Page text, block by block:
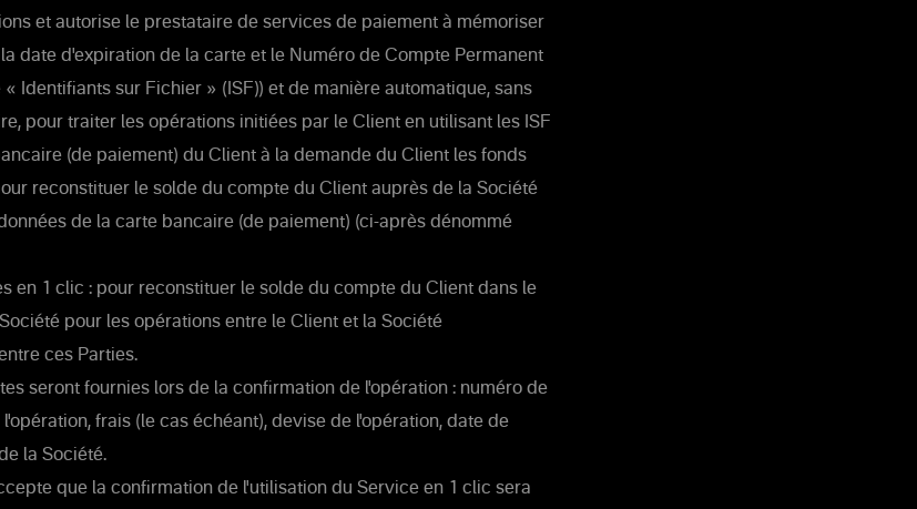
et autorise le prestataire de services de paiement à mémoriser
date d'expiration de la carte et le Numéro de Compte Permanent
Identifiants sur Fichier » (ISF)) et de manière automatique, sans
pour traiter les opérations initiées par le Client en utilisant les ISF
(de paiement) du Client à la demande du Client les fonds
reconstituer le solde du compte du Client auprès de la Société
de la carte bancaire (de paiement) (ci-après dénommé
en 1 clic : pour reconstituer le solde du compte du Client dans le
pour les opérations entre le Client et la Société
ces Parties.
seront fournies lors de la confirmation de l'opération : numéro de
frais (le cas échéant), devise de l'opération, date de
la Société.
que la confirmation de l'utilisation du Service en 1 clic sera